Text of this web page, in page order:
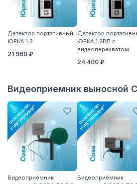
Детектор портативный
ЮРКА 1.2
21 960 ₽
Детектор
ЮРКА 1.2ВП с
видеоперехватом
24 400 ₽
Видеоприемник выносной
Видеоприёмник
Видеоприёмник